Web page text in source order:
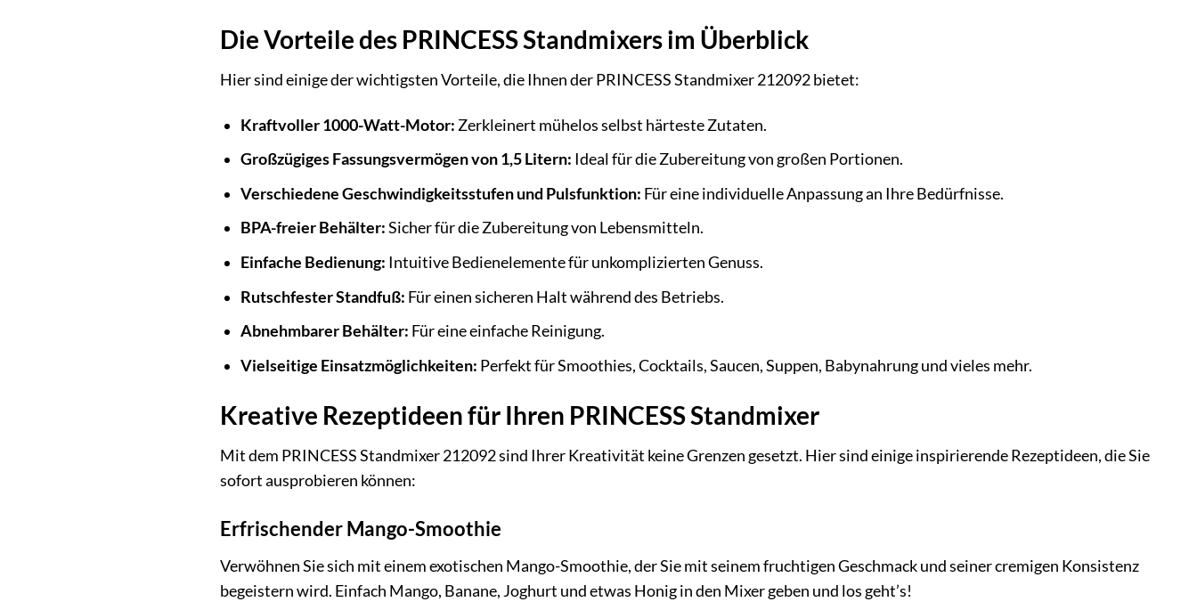
Die Vorteile des PRINCESS Standmixers im Überblick
Hier sind einige der wichtigsten Vorteile, die Ihnen der PRINCESS Standmixer 212092 bietet:
Kraftvoller 1000-Watt-Motor: Zerkleinert mühelos selbst härteste Zutaten.
Großzügiges Fassungsvermögen von 1,5 Litern: Ideal für die Zubereitung von großen Portionen.
Verschiedene Geschwindigkeitsstufen und Pulsfunktion: Für eine individuelle Anpassung an Ihre Bedürfnisse.
BPA-freier Behälter:Sicher für die Zubereitung von Lebensmitteln.
Einfache Bedienung: Intuitive Bedienelemente für unkomplizierten Genuss.
Rutschfester Standfuß: Für einen sicheren Halt während des Betriebs.
Abnehmbarer Behälter: Für eine einfache Reinigung.
Vielseitige Einsatzmöglichkeiten: Perfekt für Smoothies, Cocktails, Saucen, Suppen, Babynahrung und vieles mehr.
Kreative Rezeptideen für Ihren PRINCESS Standmixer
Mit dem PRINCESS Standmixer 212092 sind Ihrer Kreativität keine Grenzen gesetzt. Hier sind einige inspirierende Rezeptideen, die Sie
sofort ausprobieren können:
Erfrischender Mango-Smoothie
Verwöhnen Sie sich mit einem exotischen Mango-Smoothie, der Sie mit seinem fruchtigen Geschmack und seiner cremigen Konsistenz
begeistern wird. Einfach Mango, Banane, Joghurt und etwas Honig in den Mixer geben und los geht’s!